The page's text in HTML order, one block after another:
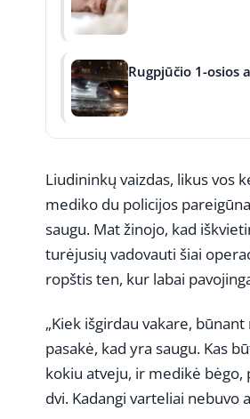
Rugpjūčio 1-osios
Liudininkų vaizdas, likus vos
mediko du policijos
saugu. Mat žinojo, kad
turėjusių vadovauti šiai
ropštis ten, kur labai
„Kiek išgirdau vakare,
pasakė, kad yra saugu. Kas
kokiu atveju, ir medikė
dvi. Kadangi varteliai nebuvo